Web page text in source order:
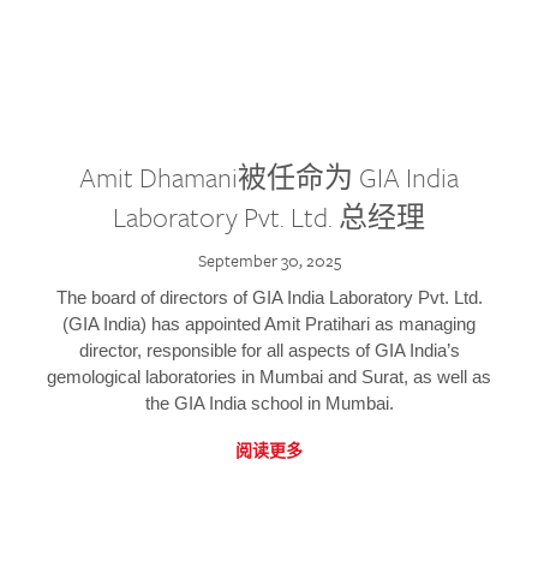
Amit Dhamani被任命为 GIA India
Laboratory Pvt. Ltd. 总经理
September 30, 2025
The board of directors of GIA India Laboratory Pvt. Ltd.
(GIA India) has appointed Amit Pratihari as managing
director, responsible for all aspects of GIA India’s
gemological laboratories in Mumbai and Surat, as well as
the GIA India school in Mumbai.
阅读更多